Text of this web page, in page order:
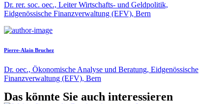
Dr. rer. soc. oec., Leiter Wirtschafts- und Geldpolitik,
Eidgenössische Finanzverwaltung (EFV), Bern
Pierre-Alain Bruchez
Dr. oec., Ökonomische Analyse und Beratung, Eidgenössische
Finanzverwaltung (EFV), Bern
Das könnte Sie auch interessieren